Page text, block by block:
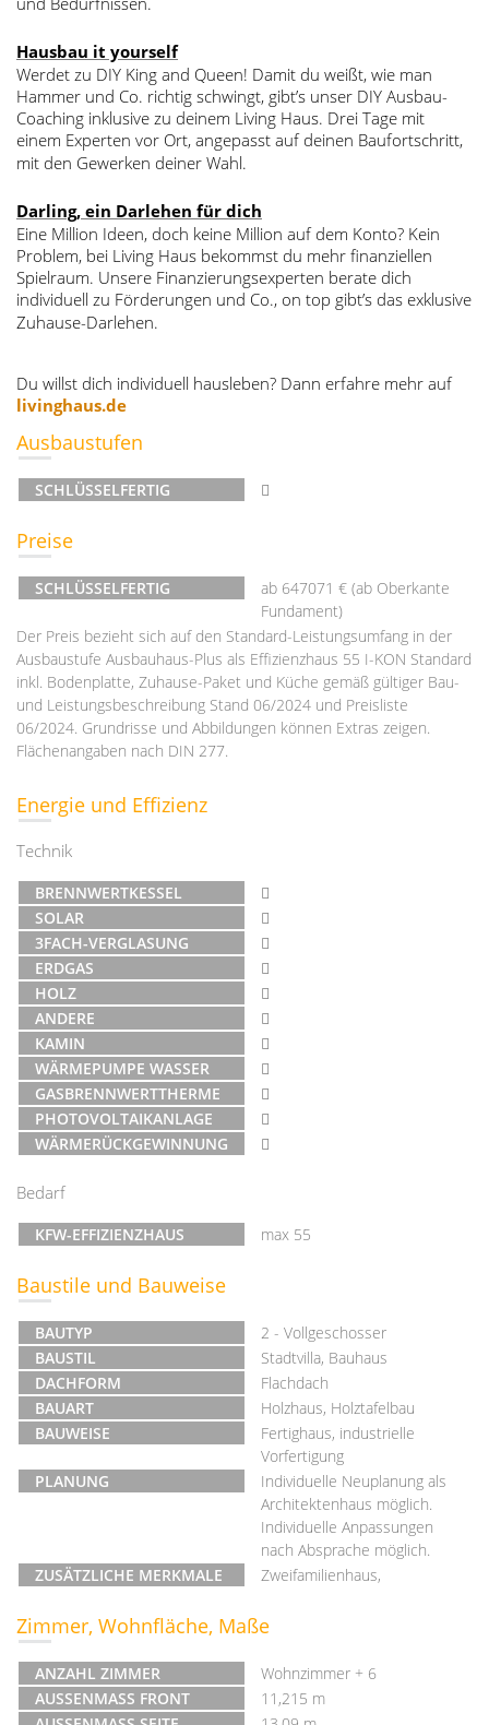
Hausbau it yourself
Werdet zu DIY King and Queen! Damit du weißt, wie man
Hammer und Co. richtig schwingt, gibt’s unser DIY Ausbau-
Coaching inklusive zu deinem Living Haus. Drei Tage mit
einem Experten vor Ort, angepasst auf deinen Baufortschritt,
mit den Gewerken deiner Wahl.
Darling, ein Darlehen für dich
Eine Million Ideen, doch keine Million auf dem Konto? Kein
Problem, bei Living Haus bekommst du mehr finanziellen
Spielraum. Unsere Finanzierungsexperten berate dich
individuell zu Förderungen und Co., on top gibt’s das exklusive
Zuhause-Darlehen.
Du willst dich individuell hausleben? Dann erfahre mehr auf
livinghaus.de
Ausbaustufen
SCHLÜSSELFERTIG
Preise
SCHLÜSSELFERTIG
ab 647071 € (ab Oberkante
Fundament)
Der Preis bezieht sich auf den Standard-Leistungsumfang in der
Ausbaustufe Ausbauhaus-Plus als Effizienzhaus 55 I-KON Standard
inkl. Bodenplatte, Zuhause-Paket und Küche gemäß gültiger Bau-
und Leistungsbeschreibung Stand 06/2024 und Preisliste
06/2024. Grundrisse und Abbildungen können Extras zeigen.
Flächenangaben nach DIN 277.
Energie und Effizienz
Technik
BRENNWERTKESSEL
SOLAR
3FACH-VERGLASUNG
ERDGAS
HOLZ
ANDERE
KAMIN
WÄRMEPUMPE WASSER
GASBRENNWERTTHERME
PHOTOVOLTAIKANLAGE
WÄRMERÜCKGEWINNUNG
Bedarf
KFW-EFFIZIENZHAUS max 55
Baustile und Bauweise
BAUTYP
2 - Vollgeschosser
BAUSTIL
Stadtvilla, Bauhaus
DACHFORM
Flachdach
BAUART
Holzhaus, Holztafelbau
BAUWEISE
Fertighaus, industrielle
Vorfertigung
PLANUNG
Individuelle Neuplanung als
Architektenhaus möglich.
Individuelle Anpassungen
nach Absprache möglich.
ZUSÄTZLICHE MERKMALE
Zweifamilienhaus,
Zimmer, Wohnfläche, Maße
ANZAHL ZIMMER
Wohnzimmer + 6
AUSSENMASS FRONT
11,215 m